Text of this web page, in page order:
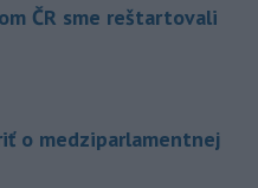
ČR sme reštartovali
o medziparlamentnej